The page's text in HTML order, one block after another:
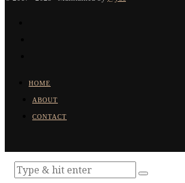
HOME
ABOUT
CONTACT